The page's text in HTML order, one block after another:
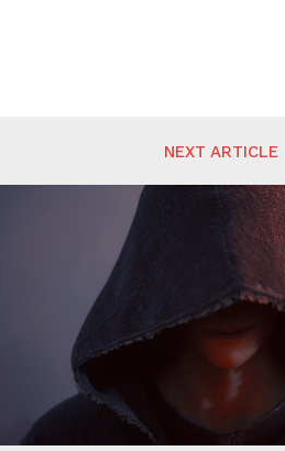
NEXT ARTICLE